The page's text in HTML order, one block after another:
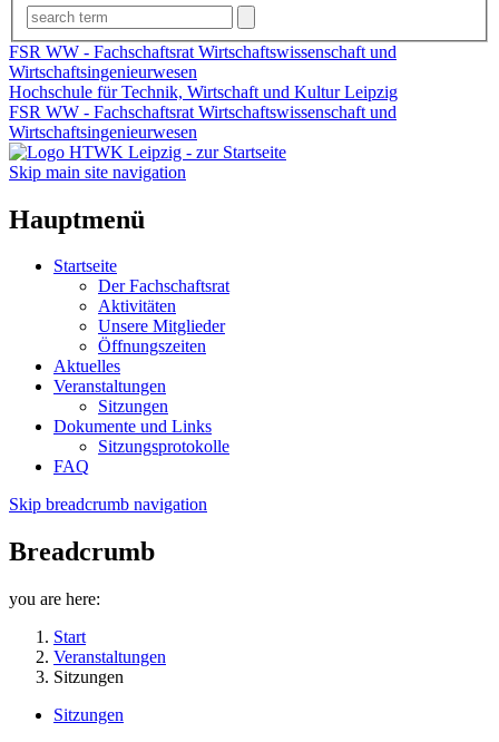
FSR WW - Fachschaftsrat Wirtschaftswissenschaft und
Wirtschaftsingenieurwesen
Hochschule für Technik, Wirtschaft und Kultur Leipzig
FSR WW - Fachschaftsrat Wirtschaftswissenschaft und
Wirtschaftsingenieurwesen
Skip main site navigation
Hauptmenü
Startseite
Der Fachschaftsrat
Aktivitäten
Unsere Mitglieder
Öffnungszeiten
Aktuelles
Veranstaltungen
Sitzungen
Dokumente und Links
Sitzungsprotokolle
FAQ
Skip breadcrumb navigation
Breadcrumb
you are here:
Start
Veranstaltungen
Sitzungen
Sitzungen